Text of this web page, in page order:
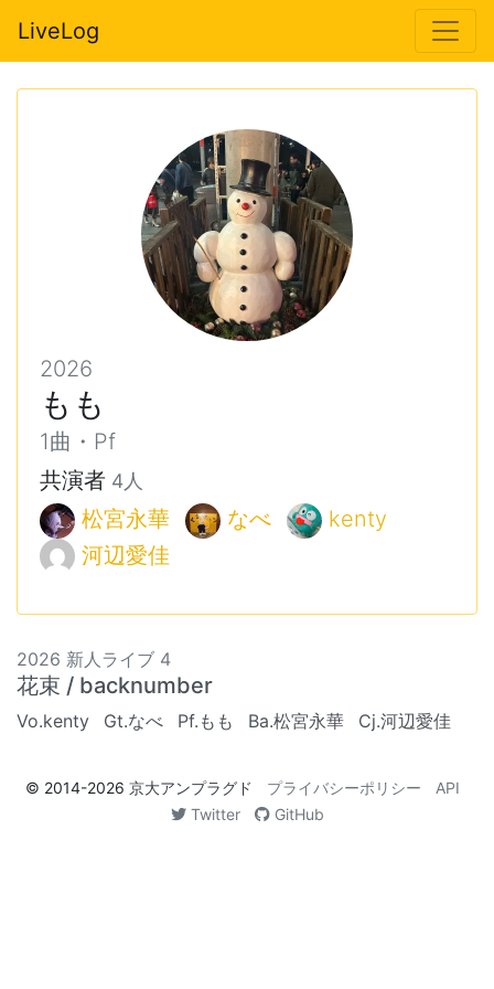
LiveLog
2026
もも
1曲・Pf
共演者 4人
松宮永華 なべ
kenty
河辺愛佳
2026 新人ライブ 4
花束 / backnumber
Vo.kenty Gt.なべ Pf.もも Ba.松宮永華 Cj.河辺愛佳
© 2014-2026 京大アンプラグド プライバシーポリシー
API
Twitter
GitHub